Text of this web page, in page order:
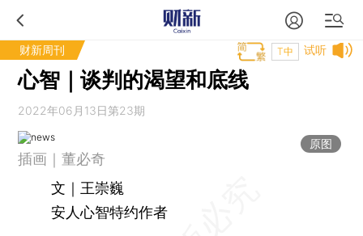
财新周刊 试听
T中
心智｜谈判的渴望和底线
2022年06月13日第23期
原图
插画｜董必奇
文｜王崇巍
安人心智特约作者